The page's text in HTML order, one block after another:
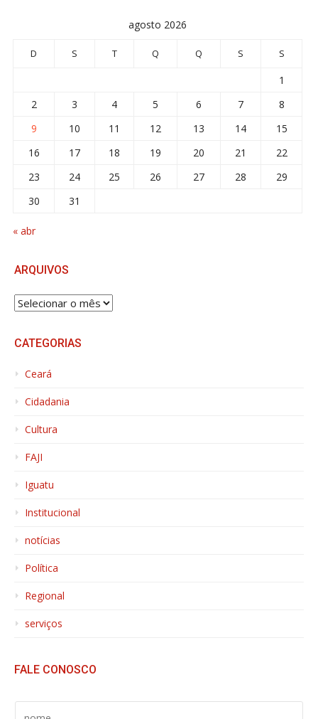
agosto 2026
D S T Q Q S S
1
2
3 4 5 6 7
8
9
10 11 12 13 14
15
16
17 18 19 20 21
22
23
24 25 26 27 28
29
30
31
« abr
ARQUIVOS
ARQUIVOS
CATEGORIAS
Ceará
Cidadania
Cultura
FAJI
Iguatu
Institucional
notícias
Política
Regional
serviços
FALE CONOSCO